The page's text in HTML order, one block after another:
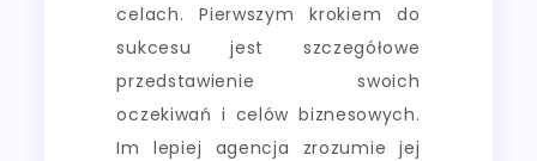
celach. Pierwszym krokiem do
sukcesu jest szczegółowe
przedstawienie swoich
oczekiwań i celów biznesowych.
Im lepiej agencja zrozumie jej